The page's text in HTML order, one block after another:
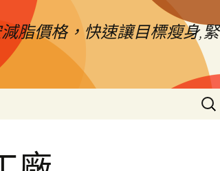
脂價格，快速讓目標瘦身,緊
搜
尋